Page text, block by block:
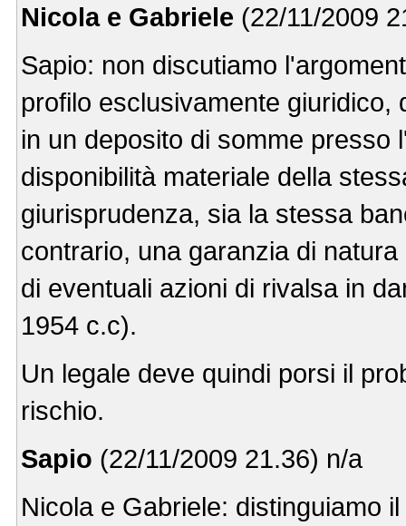
Nicola e Gabriele (22/11/2009
Sapio: non discutiamo
profilo esclusivamente
in un deposito di somme presso
disponibilità materiale della
giurisprudenza, sia la stessa
contrario, una garanzia di
di eventuali azioni di rivalsa in
1954 c.c).
Un legale deve quindi porsi il
rischio.
Sapio (22/11/2009 21.36) n/a
Nicola e Gabriele: distinguiamo